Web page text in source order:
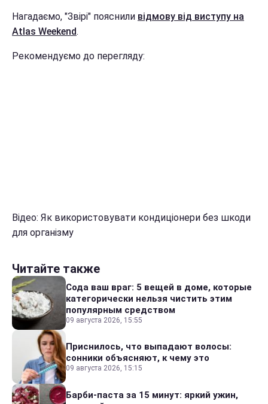
Нагадаємо, "Звірі" пояснили відмову від виступу на
Atlas Weekend.
Рекомендуємо до перегляду:
Відео: Як використовувати кондиціонери без шкоди
для організму
Читайте также
Сода ваш враг: 5 вещей в доме, которые
категорически нельзя чистить этим
популярным средством
09 августа 2026, 15:55
Приснилось, что выпадают волосы:
сонники объясняют, к чему это
09 августа 2026, 15:15
Барби-паста за 15 минут: яркий ужин,